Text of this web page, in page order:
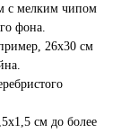
с мелким чипом
фона.
26х30 см
см до более